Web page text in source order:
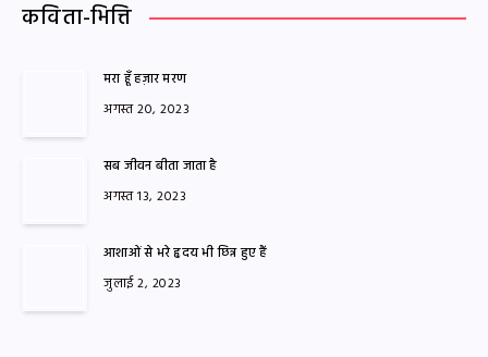
कविता-भित्ति
मरा हूँ हज़ार मरण
अगस्त 20, 2023
सब जीवन बीता जाता है
अगस्त 13, 2023
आशाओं से भरे हृदय भी छिन्न हुए हैं
जुलाई 2, 2023